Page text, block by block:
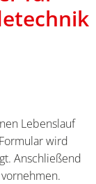
Lebenslauf
wird
Anschließend